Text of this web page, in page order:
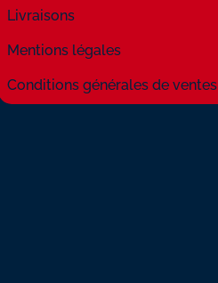
Livraisons
Mentions légales
Conditions générales de ventes